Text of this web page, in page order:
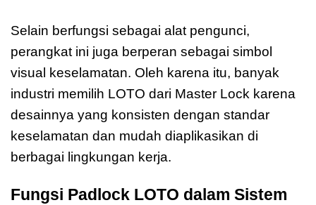
Selain berfungsi sebagai alat pengunci,
perangkat ini juga berperan sebagai simbol
visual keselamatan. Oleh karena itu, banyak
industri memilih LOTO dari Master Lock karena
desainnya yang konsisten dengan standar
keselamatan dan mudah diaplikasikan di
berbagai lingkungan kerja.
Fungsi Padlock LOTO dalam Sistem